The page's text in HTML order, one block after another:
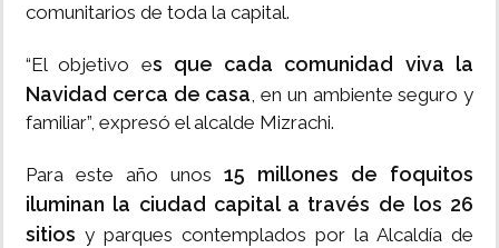
comunitarios de toda la capital.
“El objetivo es que cada comunidad viva la
Navidad cerca de casa, en un ambiente seguro y
familiar”, expresó el alcalde Mizrachi.
Para este año unos 15 millones de foquitos
iluminan la ciudad capital a través de los 26
sitios y parques contemplados por la Alcaldía de